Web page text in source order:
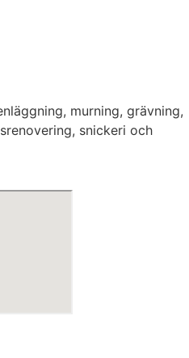
murning, grävning,
snickeri och